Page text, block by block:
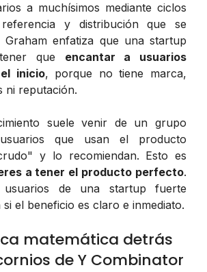
a muchísimos mediante ciclos
y distribución que se
Graham enfatiza que una startup
que encantar a usuarios
inicio, porque no tiene marca,
ni reputación.
suele venir de un grupo
que usan el producto
y lo recomiendan. Esto es
a tener el producto perfecto.
usuarios de una startup fuerte
el beneficio es claro e inmediato.
matemática detrás
de Y Combinator